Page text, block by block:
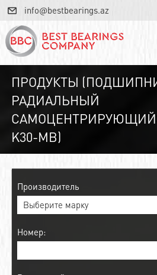
info@bestbearings.az
ПРОДУКТЫ
РАДИАЛЬНЫЙ
K30-MB)
Производитель
Номер: